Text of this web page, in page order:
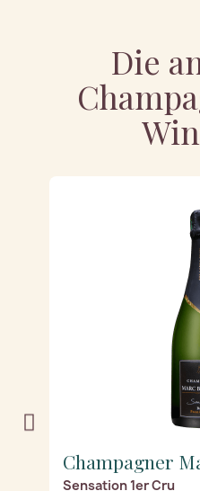
Die
Champagner
Sensation 1er Cru